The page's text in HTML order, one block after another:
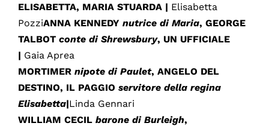
ELISABETTA, MARIA STUARDA | Elisabetta
PozziANNA KENNEDY nutrice di Maria, GEORGE
TALBOT conte di Shrewsbury, UN UFFICIALE
| Gaia Aprea
MORTIMER nipote di Paulet, ANGELO DEL
DESTINO, IL PAGGIO servitore della regina
Elisabetta|Linda Gennari
WILLIAM CECIL barone di Burleigh,